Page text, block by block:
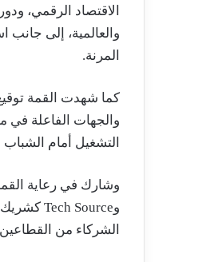
الاقتصاد الرقمي،
والعالمية، إلى
المرنة.
كما شهدت القمة
والجهات الفاعلة في
التشغيل أمام
الشركاء من